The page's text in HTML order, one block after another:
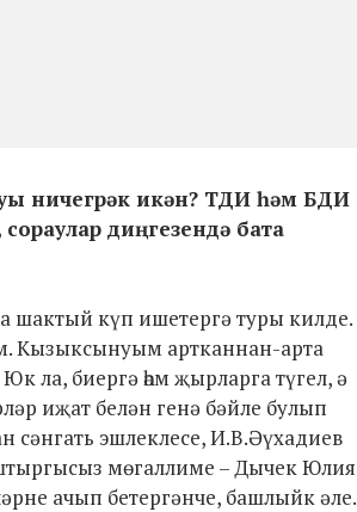
ничегрәк икән? ТДИ һәм БДИ
диңгезендә бата
шактый күп ишетергә туры килде.
Кызыксынуым артканнан-арта
ла, биергә һәм җырларга түгел, ә
иҗат белән генә бәйле булып
сәнгать эшлеклесе, И.В.Әүхадиев
мөгаллиме – Дычек Юлия
ачып бетергәнче, башлыйк әле.